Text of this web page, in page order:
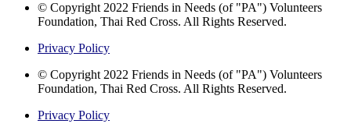
© Copyright 2022 Friends in Needs (of "PA") Volunteers
Foundation, Thai Red Cross. All Rights Reserved.
Privacy Policy
© Copyright 2022 Friends in Needs (of "PA") Volunteers
Foundation, Thai Red Cross. All Rights Reserved.
Privacy Policy